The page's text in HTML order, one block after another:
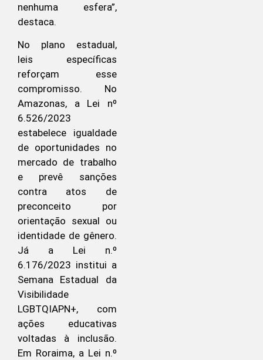
nenhuma esfera”,
destaca.
No plano estadual,
leis específicas
reforçam esse
compromisso. No
Amazonas, a Lei nº
6.526/2023
estabelece igualdade
de oportunidades no
mercado de trabalho
e prevê sanções
contra atos de
preconceito por
orientação sexual ou
identidade de gênero.
Já a Lei n.º
6.176/2023 institui a
Semana Estadual da
Visibilidade
LGBTQIAPN+, com
ações educativas
voltadas à inclusão.
Em Roraima, a Lei n.º